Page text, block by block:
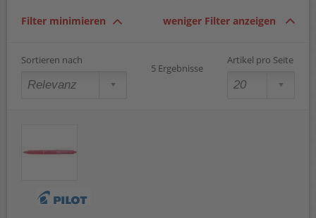
hellgrün
neonpink
Filter minimieren weniger Filter anzeigen
Sortieren nach
5 Ergebnisse
Artikel pro Seite